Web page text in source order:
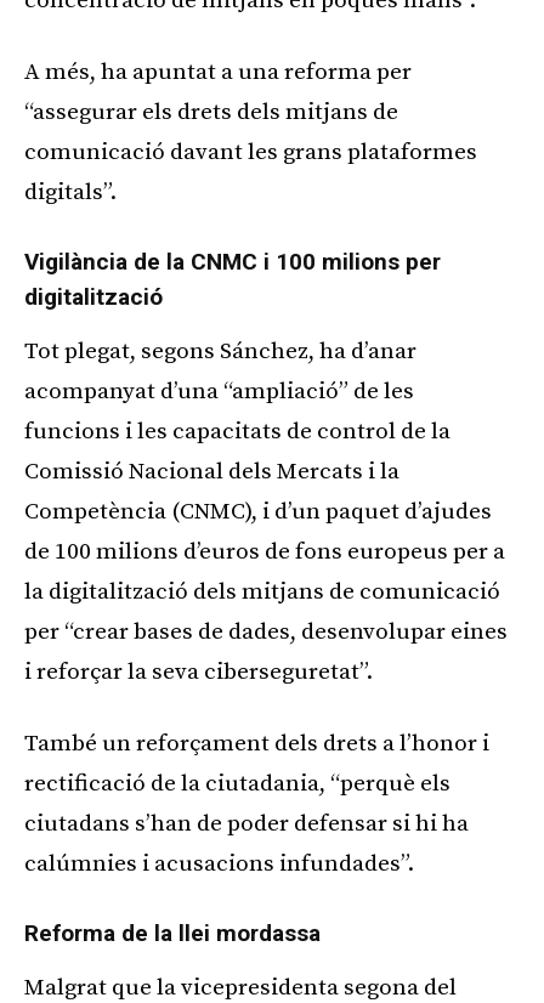
A més, ha apuntat a una reforma per
“assegurar els drets dels mitjans de
comunicació davant les grans plataformes
digitals”.
Vigilància de la CNMC i 100 milions per
digitalització
Tot plegat, segons Sánchez, ha d’anar
acompanyat d’una “ampliació” de les
funcions i les capacitats de control de la
Comissió Nacional dels Mercats i la
Competència (CNMC), i d’un paquet d’ajudes
de 100 milions d’euros de fons europeus per a
la digitalització dels mitjans de comunicació
per “crear bases de dades, desenvolupar eines
i reforçar la seva ciberseguretat”.
També un reforçament dels drets a l’honor i
rectificació de la ciutadania, “perquè els
ciutadans s’han de poder defensar si hi ha
calúmnies i acusacions infundades”.
Reforma de la llei mordassa
Malgrat que la vicepresidenta segona del